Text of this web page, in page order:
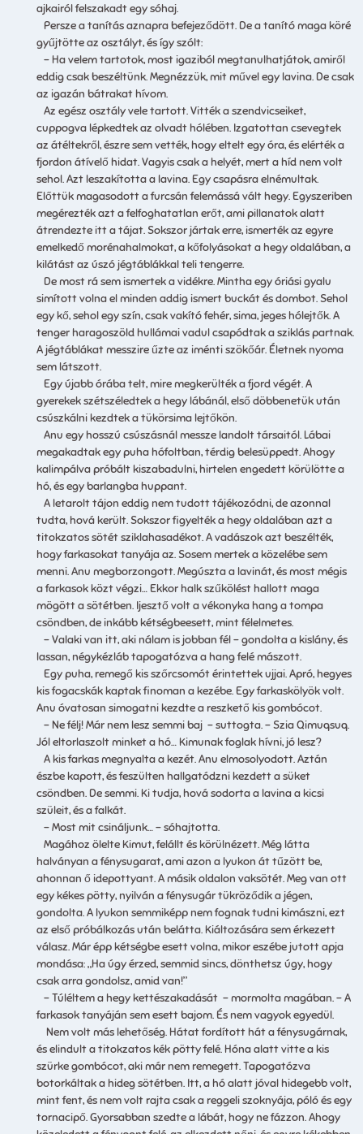
ajkairól felszakadt egy sóhaj.
Persze a tanítás aznapra befejeződött. De a tanító maga köré
gyűjtötte az osztályt, és így szólt:
– Ha velem tartotok, most igaziból megtanulhatjátok, amiről
eddig csak beszéltünk. Megnézzük, mit művel egy lavina. De csak
az igazán bátrakat hívom.
Az egész osztály vele tartott. Vitték a szendvicseiket,
cuppogva lépkedtek az olvadt hólében. Izgatottan csevegtek
az átéltekről, észre sem vették, hogy eltelt egy óra, és elérték a
fjordon átívelő hidat. Vagyis csak a helyét, mert a híd nem volt
sehol. Azt leszakította a lavina. Egy csapásra elnémultak.
Előttük magasodott a furcsán felemássá vált hegy. Egyszeriben
megérezték azt a felfoghatatlan erőt, ami pillanatok alatt
átrendezte itt a tájat. Sokszor jártak erre, ismerték az egyre
emelkedő morénahalmokat, a kőfolyásokat a hegy oldalában, a
kilátást az úszó jégtáblákkal teli tengerre.
De most rá sem ismertek a vidékre. Mintha egy óriási gyalu
simított volna el minden addig ismert buckát és dombot. Sehol
egy kő, sehol egy szín, csak vakító fehér, sima, jeges hólejtők. A
tenger haragoszöld hullámai vadul csapódtak a sziklás partnak.
A jégtáblákat messzire űzte az iménti szökőár. Életnek nyoma
sem látszott.
Egy újabb órába telt, mire megkerülték a fjord végét. A
gyerekek szétszéledtek a hegy lábánál, első döbbenetük után
csúszkálni kezdtek a tükörsima lejtőkön.
Anu egy hosszú csúszásnál messze landolt társaitól. Lábai
megakadtak egy puha hófoltban, térdig belesüppedt. Ahogy
kalimpálva próbált kiszabadulni, hirtelen engedett körülötte a
hó, és egy barlangba huppant.
A letarolt tájon eddig nem tudott tájékozódni, de azonnal
tudta, hová került. Sokszor figyelték a hegy oldalában azt a
titokzatos sötét sziklahasadékot. A vadászok azt beszélték,
hogy farkasokat tanyája az. Sosem mertek a közelébe sem
menni. Anu megborzongott. Megúszta a lavinát, és most mégis
a farkasok közt végzi… Ekkor halk szűkölést hallott maga
mögött a sötétben. Ijesztő volt a vékonyka hang a tompa
csöndben, de inkább kétségbeesett, mint félelmetes.
– Valaki van itt, aki nálam is jobban fél – gondolta a kislány, és
lassan, négykézláb tapogatózva a hang felé mászott.
Egy puha, remegő kis szőrcsomót érintettek ujjai. Apró, hegyes
kis fogacskák kaptak finoman a kezébe. Egy farkaskölyök volt.
Anu óvatosan simogatni kezdte a reszkető kis gombócot.
– Ne félj! Már nem lesz semmi baj – suttogta. – Szia Qimuqsuq.
Jól eltorlaszolt minket a hó… Kimunak foglak hívni, jó lesz?
A kis farkas megnyalta a kezét. Anu elmosolyodott. Aztán
észbe kapott, és feszülten hallgatódzni kezdett a süket
csöndben. De semmi. Ki tudja, hová sodorta a lavina a kicsi
szüleit, és a falkát.
– Most mit csináljunk… – sóhajtotta.
Magához ölelte Kimut, felállt és körülnézett. Még látta
halványan a fénysugarat, ami azon a lyukon át tűzött be,
ahonnan ő idepottyant. A másik oldalon vaksötét. Meg van ott
egy kékes pötty, nyilván a fénysugár tükröződik a jégen,
gondolta. A lyukon semmiképp nem fognak tudni kimászni, ezt
az első próbálkozás után belátta. Kiáltozására sem érkezett
válasz. Már épp kétségbe esett volna, mikor eszébe jutott apja
mondása: „Ha úgy érzed, semmid sincs, dönthetsz úgy, hogy
csak arra gondolsz, amid van!”
– Túléltem a hegy kettészakadását – mormolta magában. – A
farkasok tanyáján sem esett bajom. És nem vagyok egyedül.
Nem volt más lehetőség. Hátat fordított hát a fénysugárnak,
és elindult a titokzatos kék pötty felé. Hóna alatt vitte a kis
szürke gombócot, aki már nem remegett. Tapogatózva
botorkáltak a hideg sötétben. Itt, a hó alatt jóval hidegebb volt,
mint fent, és nem volt rajta csak a reggeli szoknyája, póló és egy
tornacipő. Gyorsabban szedte a lábát, hogy ne fázzon. Ahogy